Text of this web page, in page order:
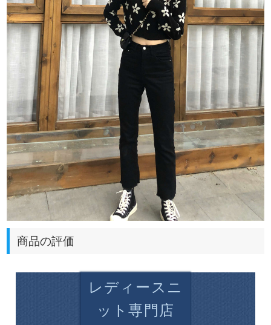
商品の評価
レディースニ
ット専門店